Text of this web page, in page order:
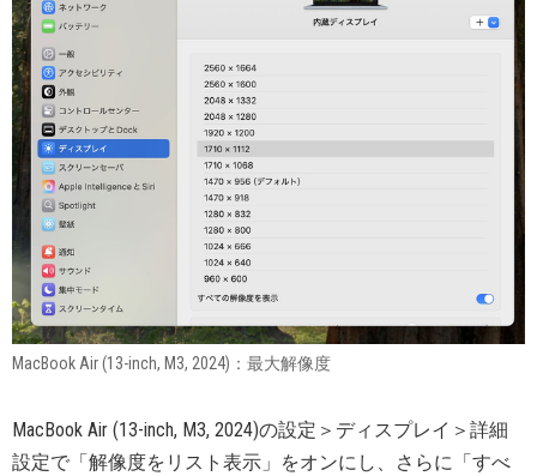
MacBook Air (13-inch, M3, 2024)：最大解像度
MacBook Air (13-inch, M3, 2024)の設定＞ディスプレイ＞詳細
設定で「解像度をリスト表示」をオンにし、さらに「すべ